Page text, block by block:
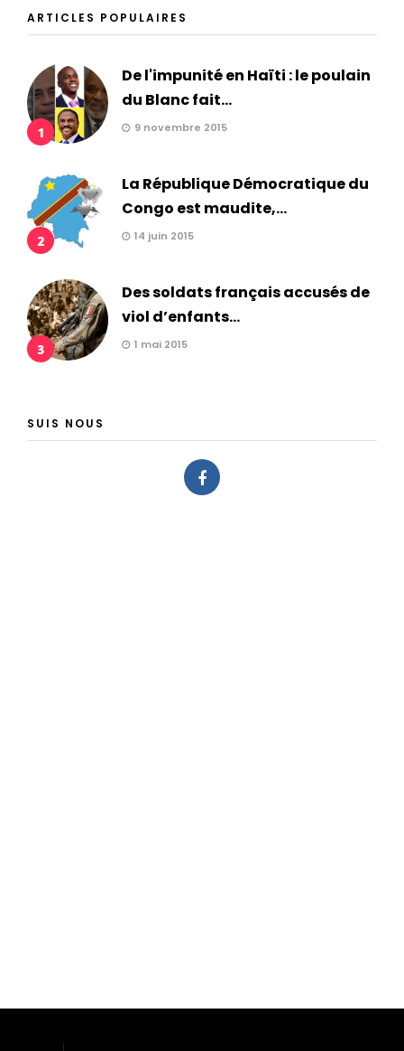
ARTICLES POPULAIRES
1
De l'impunité en Haïti : le poulain
du Blanc fait...
9 novembre 2015
2
La République Démocratique du
Congo est maudite,...
14 juin 2015
3
Des soldats français accusés de
viol d’enfants...
1 mai 2015
SUIS NOUS